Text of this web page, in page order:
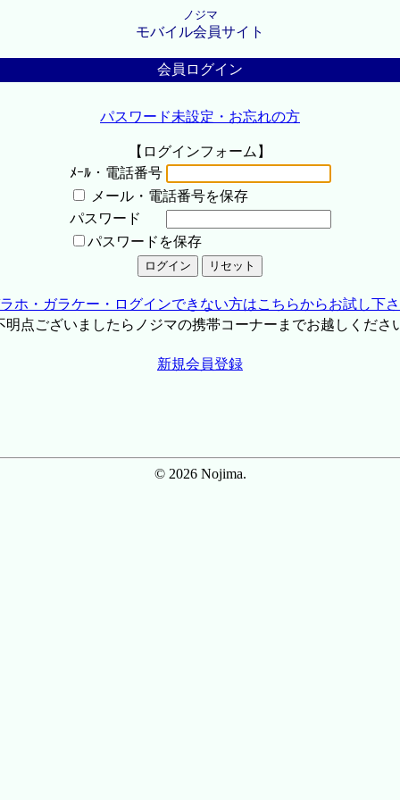
ノジマ
モバイル会員サイト
会員ログイン
パスワード未設定・お忘れの方
【ログインフォーム】
ﾒｰﾙ・電話番号
メール・電話番号を保存
パスワード
パスワードを保存
ホ・ガラケー・ログインできない方はこちらからお試し下
点ございましたらノジマの携帯コーナーまでお越しくださ
新規会員登録
© 2026 Nojima.